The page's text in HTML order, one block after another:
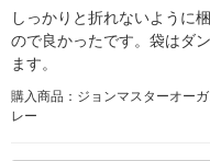
しっかりと折れないように
ので良かったです。袋はダ
ます。
購入商品：ジョンマスターオー
レー